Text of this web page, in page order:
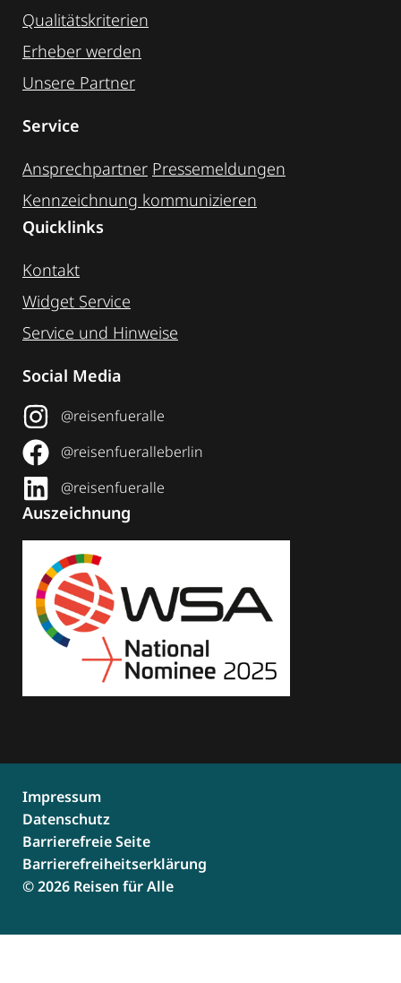
Qualitätskriterien
Erheber werden
Unsere Partner
Service
Ansprechpartner Pressemeldungen
Kennzeichnung ­kommunizieren
Quicklinks
Kontakt
Widget Service
Service und Hinweise
Social Media
@reisenfueralle
@reisenfueralleberlin
@reisenfueralle
Auszeichnung
© 2026 Reisen für Alle
Impressum
Datenschutz
Barrierefreie Seite
Barrierefreiheitserklärung